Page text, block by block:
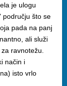
je ulogu
području što se
pada na panj
ali služi
ravnotežu.
način i
isto vrlo